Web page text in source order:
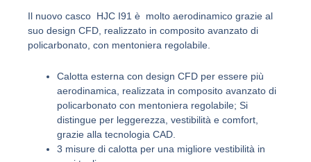
Il nuovo casco HJC I91 è molto aerodinamico grazie al
suo design CFD, realizzato in composito avanzato di
policarbonato, con mentoniera regolabile.
Calotta esterna con design CFD per essere più
aerodinamica, realizzata in composito avanzato di
policarbonato con mentoniera regolabile; Si
distingue per leggerezza, vestibilità e comfort,
grazie alla tecnologia CAD.
3 misure di calotta per una migliore vestibilità in